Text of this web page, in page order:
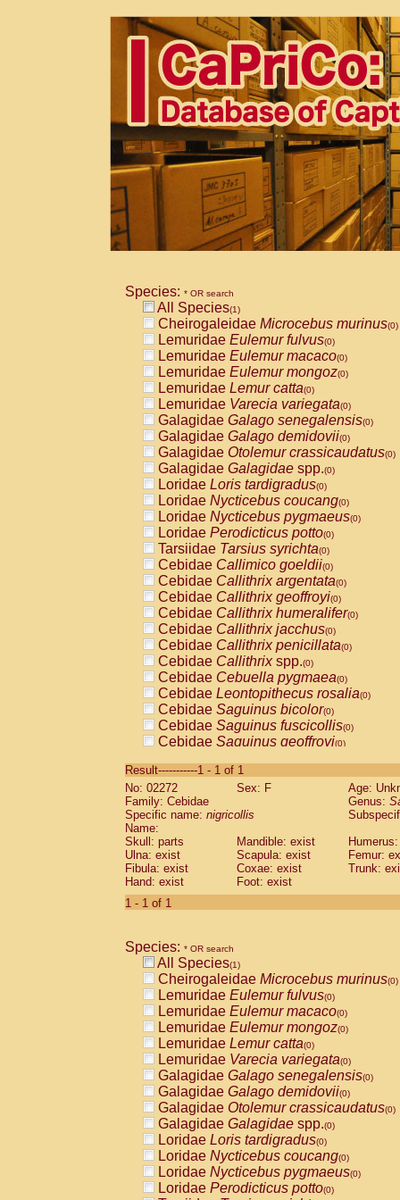
Species: * OR search
All Species(1)
Cheirogaleidae Microcebus murinus(0)
Lemuridae Eulemur fulvus(0)
Lemuridae Eulemur macaco(0)
Lemuridae Eulemur mongoz(0)
Lemuridae Lemur catta(0)
Lemuridae Varecia variegata(0)
Galagidae Galago senegalensis(0)
Galagidae Galago demidovii(0)
Galagidae Otolemur crassicaudatus(0)
Galagidae Galagidae spp.(0)
Loridae Loris tardigradus(0)
Loridae Nycticebus coucang(0)
Loridae Nycticebus pygmaeus(0)
Loridae Perodicticus potto(0)
Tarsiidae Tarsius syrichta(0)
Cebidae Callimico goeldii(0)
Cebidae Callithrix argentata(0)
Cebidae Callithrix geoffroyi(0)
Cebidae Callithrix humeralifer(0)
Cebidae Callithrix jacchus(0)
Cebidae Callithrix penicillata(0)
Cebidae Callithrixspp.(0)
Cebidae Cebuella pygmaea(0)
Cebidae Leontopithecus rosalia(0)
Cebidae Saguinus bicolor(0)
Cebidae Saguinus fuscicollis(0)
Cebidae Saguinus geoffroyi(0)
CebidaeSaguinus labiatus(0)
Cebidae Saguinus leucopus (0)
Cebidae
CebidaeSaguinus mystax
Cebidae Saguinus nigricollis (1)
Cebidae Saguinus oedipus
Cebidae Saguinus weddelli
Cebidae Saguinusspp.
Cebidae
CebidaeCebus capucinus
CebidaeCebus nigrivittatus
CebidaeCebus spp.(0)
CebidaeSaimiri boliviensis(0)
CebidaeSaimiri sciureus(0)
AtelidaeAlouatta caraya(0)
AtelidaeAlouatta fusca(0)
AtelidaeAlouatta seniculus(0)
AtelidaeAlouattaspp.(0)
AtelidaeAteles belzebuth(0)
AtelidaeAteles geoffroyi(0)
AtelidaeAteles paniscus(0)
AtelidaeAtelesspp.(0)
AtelidaeLagothrix lagothricha(0)
AtelidaeLagothrix lagothricha cana
PitheciidaeCacajao calvus
Result-----------1 - 1 of 1
No: 02272
Sex: F
Age:
Family: Cebidae
Genus:
Specific name: nigricollis
Name:
Skull: parts
Mandible: exist
Ulna: exist
Scapula: exist
Femur:
Fibula: exist
Coxae: exist
Trunk:
Hand: exist
Foot: exist
1 - 1 of 1
Species: * OR search
All Species(1)
Cheirogaleidae Microcebus murinus(0)
Lemuridae Eulemur fulvus(0)
Lemuridae Eulemur macaco(0)
Lemuridae Eulemur mongoz(0)
Lemuridae Lemur catta(0)
Lemuridae Varecia variegata(0)
Galagidae Galago senegalensis(0)
Galagidae Galago demidovii(0)
Galagidae Otolemur crassicaudatus(0)
Galagidae Galagidae spp.(0)
Loridae Loris tardigradus(0)
Loridae Nycticebus coucang(0)
Loridae Nycticebus pygmaeus(0)
Loridae Perodicticus potto(0)